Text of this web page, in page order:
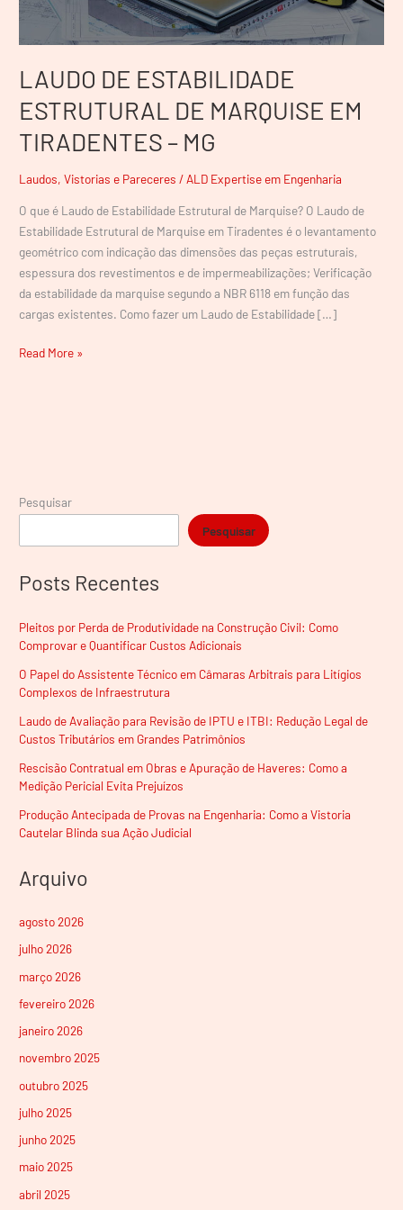
LAUDO DE ESTABILIDADE
ESTRUTURAL DE MARQUISE EM
TIRADENTES – MG
Laudos, Vistorias e Pareceres / ALD Expertise em Engenharia
O que é Laudo de Estabilidade Estrutural de Marquise? O Laudo de
Estabilidade Estrutural de Marquise em Tiradentes é o levantamento
geométrico com indicação das dimensões das peças estruturais,
espessura dos revestimentos e de impermeabilizações; Verificação
da estabilidade da marquise segundo a NBR 6118 em função das
cargas existentes. Como fazer um Laudo de Estabilidade […]
TIRADENTES
MG
Read More »
Pesquisar
Pesquisar
Posts Recentes
Pleitos por Perda de Produtividade na Construção Civil: Como
Comprovar e Quantificar Custos Adicionais
O Papel do Assistente Técnico em Câmaras Arbitrais para Litígios
Complexos de Infraestrutura
Laudo de Avaliação para Revisão de IPTU e ITBI: Redução Legal de
Custos Tributários em Grandes Patrimônios
Rescisão Contratual em Obras e Apuração de Haveres: Como a
Medição Pericial Evita Prejuízos
Produção Antecipada de Provas na Engenharia: Como a Vistoria
Cautelar Blinda sua Ação Judicial
Arquivo
agosto 2026
julho 2026
março 2026
fevereiro 2026
janeiro 2026
novembro 2025
outubro 2025
julho 2025
junho 2025
maio 2025
abril 2025